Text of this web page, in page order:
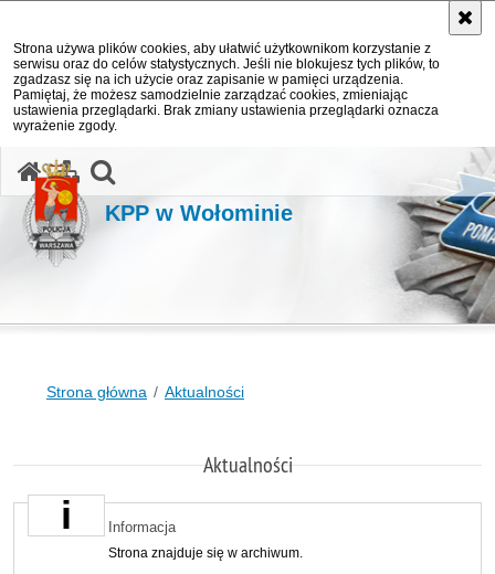
Strona używa plików cookies, aby ułatwić użytkownikom korzystanie z
serwisu oraz do celów statystycznych. Jeśli nie blokujesz tych plików, to
zgadzasz się na ich użycie oraz zapisanie w pamięci urządzenia.
Pamiętaj, że możesz samodzielnie zarządzać cookies, zmieniając
ustawienia przeglądarki. Brak zmiany ustawienia przeglądarki oznacza
wyrażenie zgody.
KPP w Wołominie
Strona główna Aktualności
Aktualności
Informacja
Strona znajduje się w archiwum.